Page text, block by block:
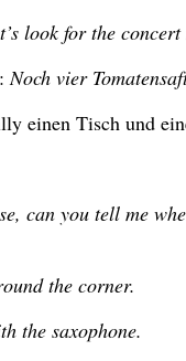
look for the concert
Noch vier
einen Tisch und
can you tell me
the corner.
the saxophone.